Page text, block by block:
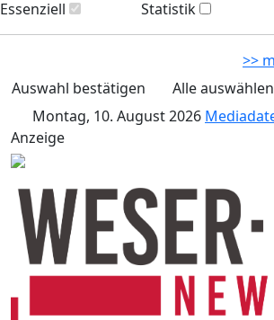
Essenziell
Statistik
>>
Auswahl bestätigen
Alle auswählen
Montag, 10. August 2026
Anzeige